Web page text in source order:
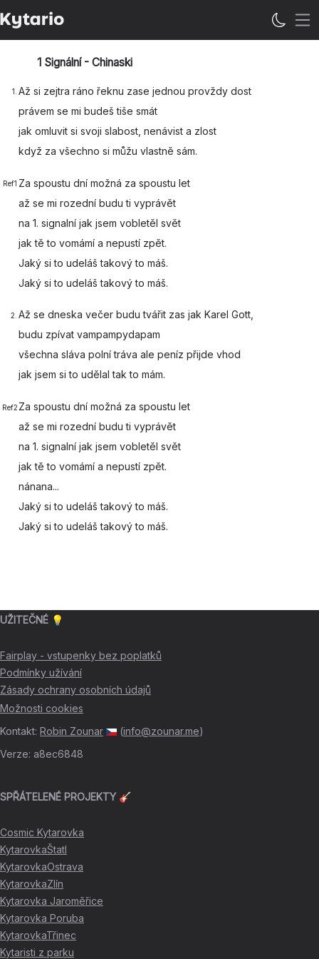
1 Signální - Chinaski
1. Až si zejtra ráno řeknu zase jednou provždy dost
právem se mi budeš tiše smát
jak omluvit si svoji slabost, nenávist a zlost
když za všechno si můžu vlastně sám.
Ref1 Za spoustu dní možná za spoustu let
až se mi rozední budu ti vyprávět
na 1. signalní jak jsem vobletěl svět
jak tě to vomámí a nepustí zpět.
Jaký si to udeláš takový to máš.
Jaký si to udeláš takový to máš.
2. Až se dneska večer budu tvářit zas jak Karel Gott,
budu zpívat vampampydapam
všechna sláva polní tráva ale peníz přijde vhod
jak jsem si to udělal tak to mám.
Ref2 Za spoustu dní možná za spoustu let
až se mi rozední budu ti vyprávět
na 1. signalní jak jsem vobletěl svět
jak tě to vomámí a nepustí zpět.
nánana...
Jaký si to udeláš takový to máš.
Jaký si to udeláš takový to máš.
UŽITEČNÉ 💡
Fairplay - vstupenky bez poplatků
Podmínky užívání
Zásady ochrany osobních údajů
Možnosti cookies
Kontakt: Robin Zounar (info@zounar.me)
Verze: a8ec6848
SPŘÁTELENÉ PROJEKTY 🎸
Cosmic Kytarovka
KytarovkaŠtatl
KytarovkaOstrava
KytarovkaZlín
Kytarovka Jaroměřice
Kytarovka Poruba
KytarovkaTřinec
Kytaristi z parku